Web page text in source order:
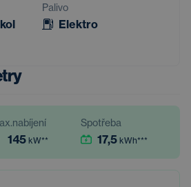
Palivo
Elektro
145 kW**
Spotřeba
17,5 kWh***